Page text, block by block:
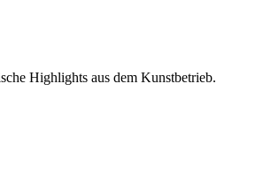
Highlights aus dem Kunstbetrieb.